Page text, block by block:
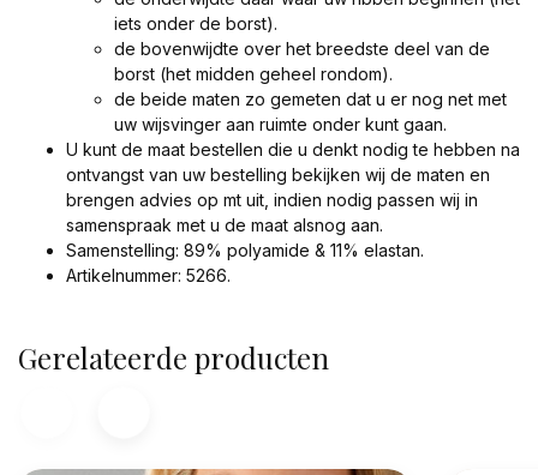
iets onder de borst).
de bovenwijdte over het breedste deel van de
borst (het midden geheel rondom).
de beide maten zo gemeten dat u er nog net met
uw wijsvinger aan ruimte onder kunt gaan.
U kunt de maat bestellen die u denkt nodig te hebben na
ontvangst van uw bestelling bekijken wij de maten en
brengen advies op mt uit, indien nodig passen wij in
samenspraak met u de maat alsnog aan.
Samenstelling: 89% polyamide & 11% elastan.
Artikelnummer: 5266.
Gerelateerde producten